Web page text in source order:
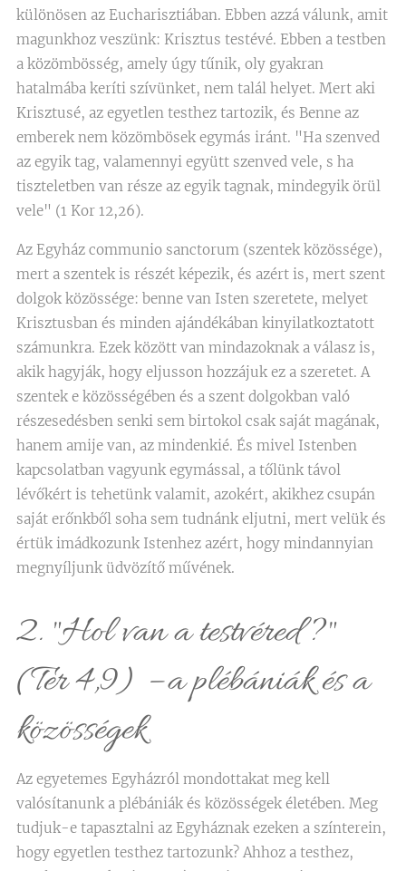
különösen az Eucharisztiában. Ebben azzá válunk, amit
magunkhoz veszünk: Krisztus testévé. Ebben a testben
a közömbösség, amely úgy tűnik, oly gyakran
hatalmába keríti szívünket, nem talál helyet. Mert aki
Krisztusé, az egyetlen testhez tartozik, és Benne az
emberek nem közömbösek egymás iránt. "Ha szenved
az egyik tag, valamennyi együtt szenved vele, s ha
tiszteletben van része az egyik tagnak, mindegyik örül
vele" (1 Kor 12,26).
Az Egyház communio sanctorum (szentek közössége),
mert a szentek is részét képezik, és azért is, mert szent
dolgok közössége: benne van Isten szeretete, melyet
Krisztusban és minden ajándékában kinyilatkoztatott
számunkra. Ezek között van mindazoknak a válasz is,
akik hagyják, hogy eljusson hozzájuk ez a szeretet. A
szentek e közösségében és a szent dolgokban való
részesedésben senki sem birtokol csak saját magának,
hanem amije van, az mindenkié. És mivel Istenben
kapcsolatban vagyunk egymással, a tőlünk távol
lévőkért is tehetünk valamit, azokért, akikhez csupán
saját erőnkből soha sem tudnánk eljutni, mert velük és
értük imádkozunk Istenhez azért, hogy mindannyian
megnyíljunk üdvözítő művének.
2. "Hol van a testvéred?"
(Ter 4,9) – a plébániák és a
közösségek
Az egyetemes Egyházról mondottakat meg kell
valósítanunk a plébániák és közösségek életében. Meg
tudjuk-e tapasztalni az Egyháznak ezeken a színterein,
hogy egyetlen testhez tartozunk? Ahhoz a testhez,